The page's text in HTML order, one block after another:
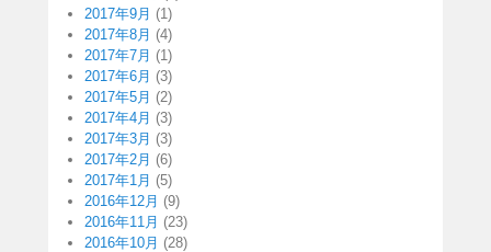
2017年9月 (1)
2017年8月 (4)
2017年7月 (1)
2017年6月 (3)
2017年5月 (2)
2017年4月 (3)
2017年3月 (3)
2017年2月 (6)
2017年1月 (5)
2016年12月 (9)
2016年11月 (23)
2016年10月 (28)